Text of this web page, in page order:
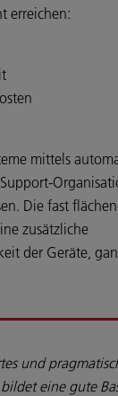
erreichen:
mittels
Die fast
zusätzliche
der Geräte,
und
eine gute